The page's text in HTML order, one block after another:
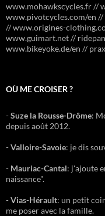
www.mohawkscycles.fr //
www.pivotcycles.com/en
// www.origines-
www.guimart.net //
www.bikeyoke.de/en //
OÙ ME CROISER ?
-Suze la Rousse-Drôme:
depuis août 2012.
-Valloire-Savoie: je dis
- Mauriac-Cantal: j'ajoute
naissance".
-Vias-Hérault: un petit
me poser avec la famille.